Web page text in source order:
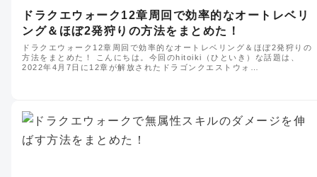
ドラクエウォーク12章周回で効率的なオートレベリ
ング＆ほぼ2発狩りの方法をまとめた！
ドラクエウォーク12章周回で効率的なオートレベリング＆ほぼ2発狩りの
方法をまとめた！ こんにちは。今回のhitoiki（ひといき）な話題は、
2022年4月7日に12章が解放されたドラゴンクエストウォ…